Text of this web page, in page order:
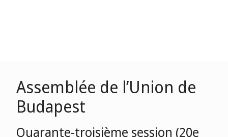
Assemblée de l’Union de
Budapest
Quarante-troisième session (20e